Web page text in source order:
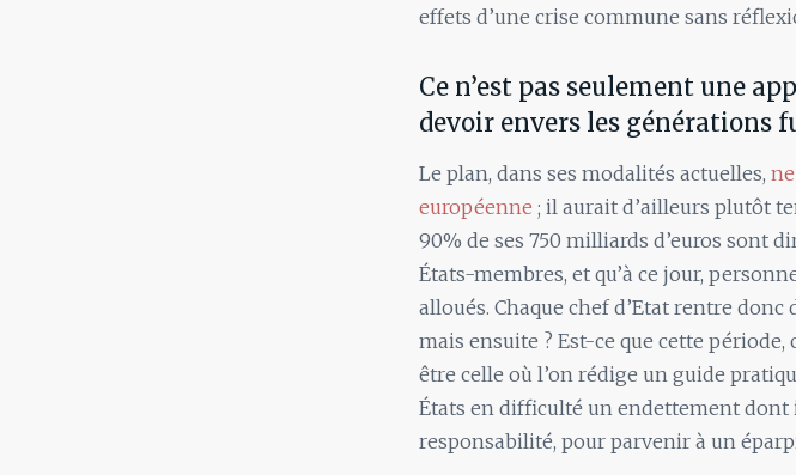
effets d’une crise commune sans
Ce n’est pas seulement une
devoir envers les générations
Le plan, dans ses modalités actuelles,
européenne ; il aurait d’ailleurs plutôt
90% de ses 750 milliards d’euros sont
États-membres, et qu’à ce jour,
alloués. Chaque chef d’Etat rentre
mais ensuite ? Est-ce que cette
être celle où l’on rédige un guide
États en difficulté un endettement dont
responsabilité, pour parvenir à un